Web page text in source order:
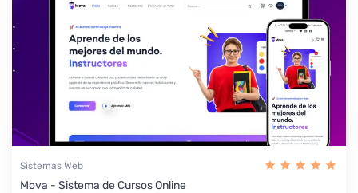
Sistemas Web
Mova - Sistema de Cursos Online